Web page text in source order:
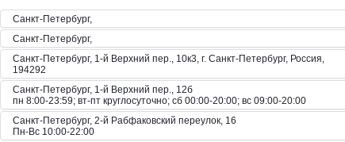
Санкт-Петербург,
Санкт-Петербург,
Санкт-Петербург, 1-й Верхний пер., 10к3, г. Санкт-Петербург, Россия,
194292
Санкт-Петербург, 1-й Верхний пер., 12б
пн 8:00-23:59; вт-пт круглосуточно; сб 00:00-20:00; вс 09:00-20:00
Санкт-Петербург, 2-й Рабфаковский переулок, 16
Пн-Вс 10:00-22:00